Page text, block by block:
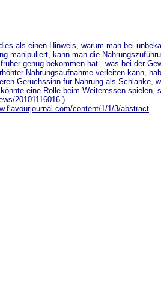
als einen Hinweis, warum man bei
manipuliert, kann man die
genug bekommen hat - was bei der
Nahrungsaufnahme verleiten kann,
Geruchssinn für Nahrung als Schlanke,
eine Rolle beim Weiteressen spielen,
20101116016 ).
content/1/1/3/abstract